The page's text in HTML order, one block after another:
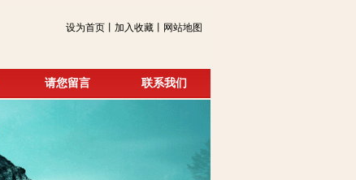
设为首页丨加入收藏丨网站地图
请您留言 联系我们